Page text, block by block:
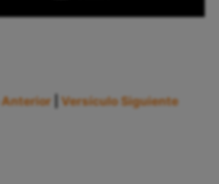
Versículo Siguiente